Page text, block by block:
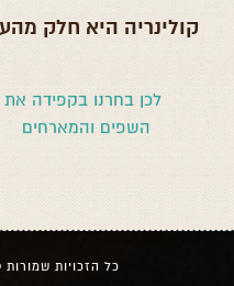
קולינריה היא חלק
לכן בחרנו בקפידה את
השפים והמארחים
כל הזכויות שמורות ©